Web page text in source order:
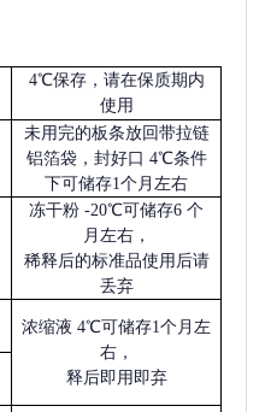
4℃保存，请在保质期内
使用
未用完的板条放回带拉链
铝箔袋，封好口 4℃条件
下可储存1个月左右
冻干粉 -20℃可储存6 个
月左右，
稀释后的标准品使用后请
丢弃
浓缩液 4℃可储存1个月左
右，
释后即用即弃